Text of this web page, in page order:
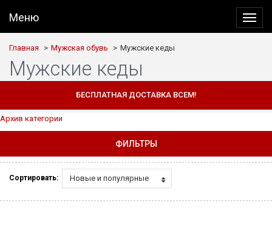
Меню
Меню
Главная Мужская обувь Мужские кеды
Мужские кеды
БЕСПЛАТНАЯ ДОСТАВКА ВСЕМ!
Архив категории
ФИЛЬТРЫ
Сортировать: Новые и популярные